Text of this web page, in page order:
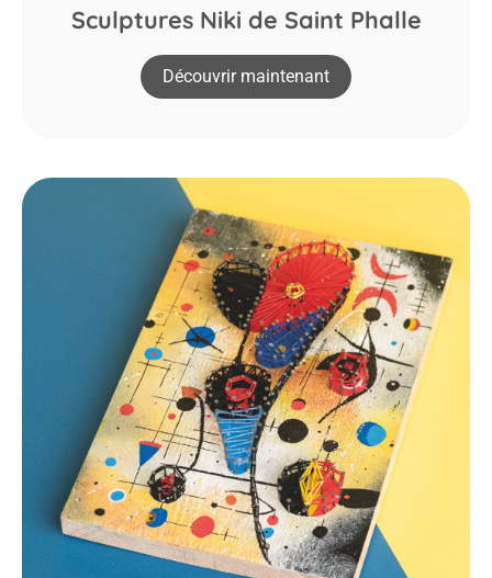
Sculptures Niki de Saint Phalle
Découvrir maintenant